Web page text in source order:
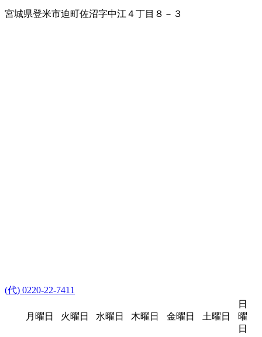
宮城県登米市迫町佐沼字中江４丁目８－３
(代) 0220-22-7411
月曜日 火曜日 水曜日 木曜日 金曜日 土曜日
日
曜
日